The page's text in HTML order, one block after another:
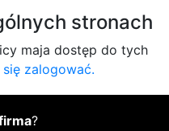
stronach
maja dostęp do tych
zalogować.
?